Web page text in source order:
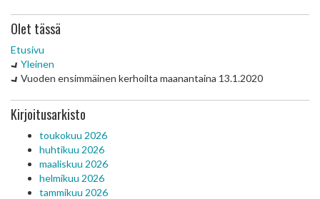
Olet tässä
Etusivu
Yleinen
Vuoden ensimmäinen kerhoilta maanantaina 13.1.2020
Kirjoitusarkisto
toukokuu 2026
huhtikuu 2026
maaliskuu 2026
helmikuu 2026
tammikuu 2026